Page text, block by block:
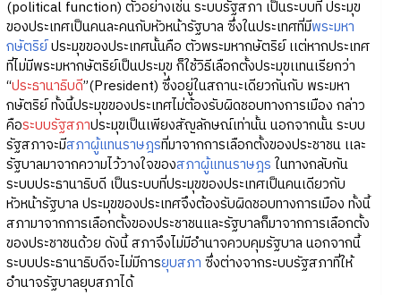
(political function) ตัวอย่างเช่น ระบบรัฐสภา เป็นระบบที่ ประมุข
ของประเทศเป็นคนละคนกับหัวหน้ารัฐบาล ซึ่งในประเทศที่มีพระมหา
กษัตริย์ประมุขของประเทศนั้นคือ ตัวพระมหากษัตริย์ เเต่หากประเทศ
ที่ไม่มีพระมหากษัตริย์เป็นประมุข ก็ใช้วิธีเลือกตั้งประมุขเเทนเรียกว่า
“ประธานาธิบดี”(President) ซึ่งอยู่ในสถานะเดียวกันกับ พระมหา
กษัตริย์ ทั้งนี้ประมุขของประเทศไม่ต้องรับผิดชอบทางการเมือง กล่าว
คือระบบรัฐสภาประมุขเป็นเพียงสัญลักษณ์เท่านั้น นอกจากนั้น ระบบ
รัฐสภาจะมีสภาผู้แทนราษฎรที่มาจากการเลือกตั้งของประชาชน เเละ
รัฐบาลมาจากความไว้วางใจของสภาผู้แทนราษฎร ในทางกลับกัน
ระบบประธานาธิบดี เป็นระบบที่ประมุขของประเทศเป็นคนเดียวกับ
หัวหน้ารัฐบาล ประมุขของประเทศจึงต้องรับผิดชอบทางการเมือง ทั้งนี้
สภามาจากการเลือกตั้งของประชาชนและรัฐบาลก็มาจากการเลือกตั้ง
ของประชาชนด้วย ดังนี้ สภาจึงไม่มีอำนาจควบคุมรัฐบาล นอกจากนี้
ระบบประธานาธิบดีจะไม่มีการยุบสภา ซึ่งต่างจากระบบรัฐสภาที่ให้
อำนาจรัฐบาลยุบสภาได้